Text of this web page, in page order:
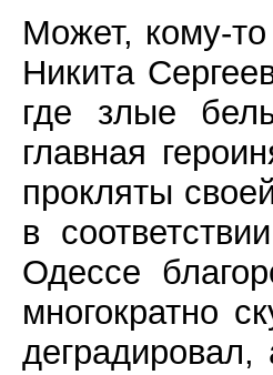
Может, кому-
Никита
где злые
главная
прокляты
в
Одессе
многократно